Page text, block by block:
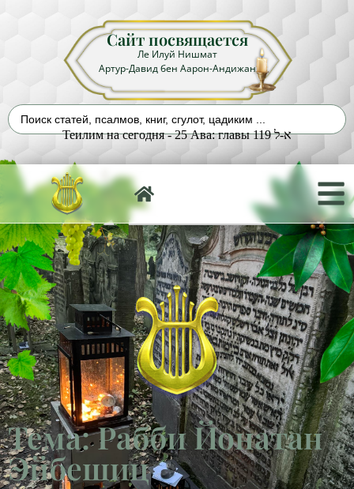
Сайт посвящается
Ле Илуй Нишмат
Артур-Давид бен Аарон-Андижан
Теилим на сегодня - 25 Ава: главы 119 א-ל
Тема: Рабби Йонатан
Эйбешиц